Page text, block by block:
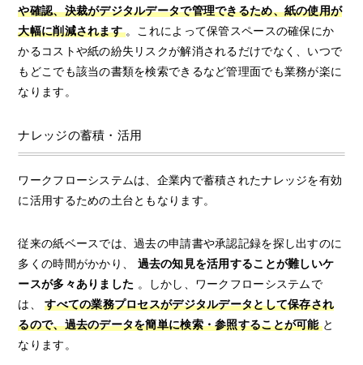
や確認、決裁がデジタルデータで管理できるため、紙の使用が
大幅に削減されます。これによって保管スペースの確保にか
かるコストや紙の紛失リスクが解消されるだけでなく、いつで
もどこでも該当の書類を検索できるなど管理面でも業務が楽に
なります。
ナレッジの蓄積・活用
ワークフローシステムは、企業内で蓄積されたナレッジを有効
に活用するための土台ともなります。
従来の紙ベースでは、過去の申請書や承認記録を探し出すのに
多くの時間がかかり、 過去の知見を活用することが難しいケ
ースが多々ありました 。しかし、ワークフローシステムで
は、すべての業務プロセスがデジタルデータとして保存され
るので、過去のデータを簡単に検索・参照することが可能と
なります。